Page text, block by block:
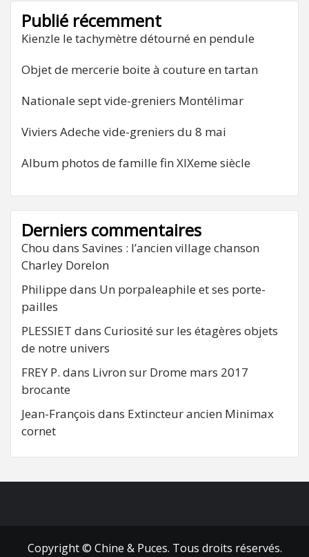
Publié récemment
Kienzle le tachymètre détourné en pendule
Objet de mercerie boite à couture en tartan
Nationale sept vide-greniers Montélimar
Viviers Adeche vide-greniers du 8 mai
Album photos de famille fin XIXeme siècle
Derniers commentaires
Chou dans Savines : l’ancien village chanson
Charley Dorelon
Philippe dans Un porpaleaphile et ses porte-
pailles
PLESSIET dans Curiosité sur les étagères objets
de notre univers
FREY P. dans Livron sur Drome mars 2017
brocante
Jean-François dans Extincteur ancien Minimax
cornet
Copyright © Chine & Puces. Tous droits réservés.